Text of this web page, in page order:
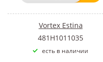
Vortex Estina
481H1011035
есть в наличии